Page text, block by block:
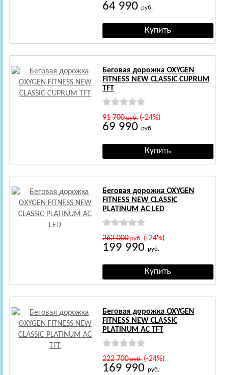
64 990 руб.
Беговая дорожка OXYGEN
FITNESS NEW CLASSIC CUPRUM
TFT
91 700руб.(-24%)
69 990 руб.
Беговая дорожка OXYGEN
FITNESS NEW CLASSIC
PLATINUM AC LED
262 000руб.(-24%)
199 990 руб.
Беговая дорожка OXYGEN
FITNESS NEW CLASSIC
PLATINUM AC TFT
222 700руб.(-24%)
169 990 руб.